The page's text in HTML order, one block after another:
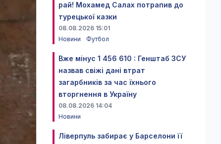
рай! Мохамед Салах потрапив до
турецької казки
08.08.2026 15:01
Новини
Футбол
Вже мінус 1 456 610 : Генштаб ЗСУ
назвав свіжі дані втрат
загарбників за час їхнього
вторгнення в Україну
08.08.2026 14:04
Новини
Ліверпуль забирає у Барселони її